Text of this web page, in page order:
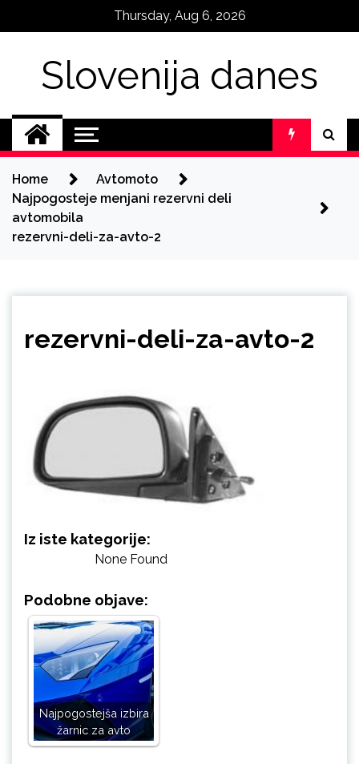
Thursday, Aug 6, 2026
Slovenija danes
Home
Avtomoto
Najpogosteje menjani rezervni deli
avtomobila
rezervni-deli-za-avto-2
rezervni-deli-za-avto-2
Iz iste kategorije:
None Found
Podobne objave:
Najpogostejša izbira
žarnic za avto